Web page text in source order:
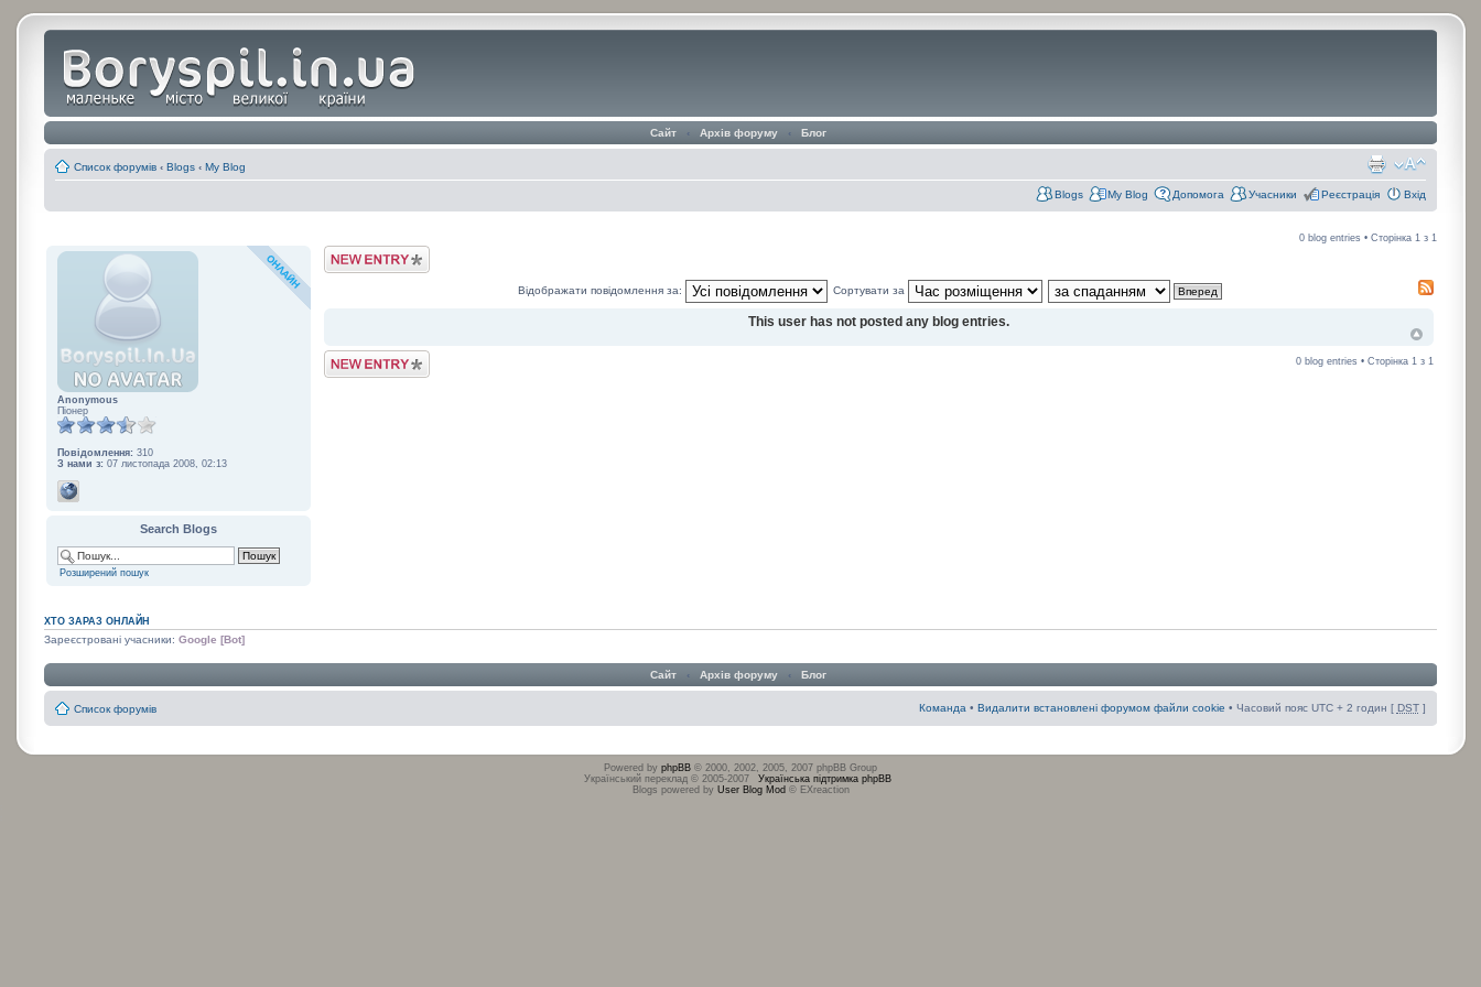
Сайт ‹ Архів форуму ‹ Блог
Список форумів ‹ Blogs ‹ My Blog
Blogs My Blog Допомога Учасники Реєстрація Вхід
0 blog entries • Сторінка 1з 1
Anonymous
Піонер
Повідомлення: 310
З нами з: 07 листопада 2008, 02:13
Search Blogs
Розширений пошук
Post a Blog Entry
Відображати повідомлення за: Сортувати за
This user has not posted any blog entries.
0 blog entries • Сторінка1 з1
Post a Blog Entry
ХТО ЗАРАЗ ОНЛАЙН
Зареєстровані учасники:Google [Bot]
Сайт ‹ Архів форуму ‹ Блог
Список форумів Команда • Видалити встановлені форумом файли cookie • Часовий пояс UTC + 2 годин [ DST]
Powered by phpBB © 2000, 2002, 2005, 2007 phpBB Group
Український переклад © 2005-2007
Українська підтримка phpBB
Blogs powered by User Blog Mod © EXreaction